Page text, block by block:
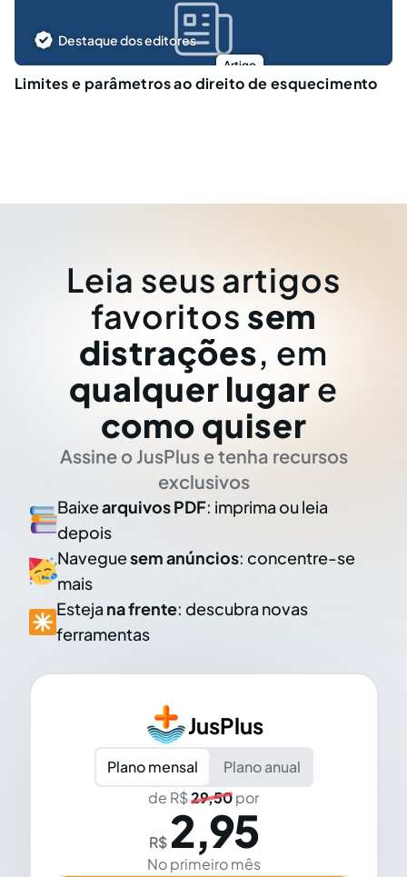
Artigo
Destaque dos editores
Limites e parâmetros ao direito de esquecimento
Leia seus artigos
favoritos sem
distrações, em
qualquer lugar e
como quiser
Assine o JusPlus e tenha recursos
exclusivos
Baixearquivos PDF: imprima ou leia
depois
Naveguesem anúncios: concentre-se
mais
Esteja na frente: descubra novas
ferramentas
JusPlus
Plano mensal
Plano anual
de R$29,50por
R$ 2,95
No primeiro mês